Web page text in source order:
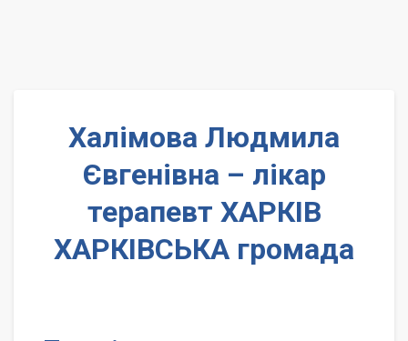
Халімова Людмила
Євгенівна – лікар
терапевт ХАРКІВ
ХАРКІВСЬКА громада